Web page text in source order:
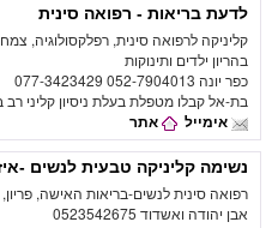
לדעת בריאות - רפואה סינית
קליניקה לרפואה סינית, רפלקסולוגיה,
בהריון ילדים ותינוקות
כפר יונה 052-7904013 077-3423429
בת-אל קבלו מטפלת בעלת ניסיון קליני רב
אימייל אתר
נשימה קליניקה טבעית לנשים -
רפואה סינית לנשים-בריאות האישה, פריון,
אבן יהודה ואשדוד 0523542675